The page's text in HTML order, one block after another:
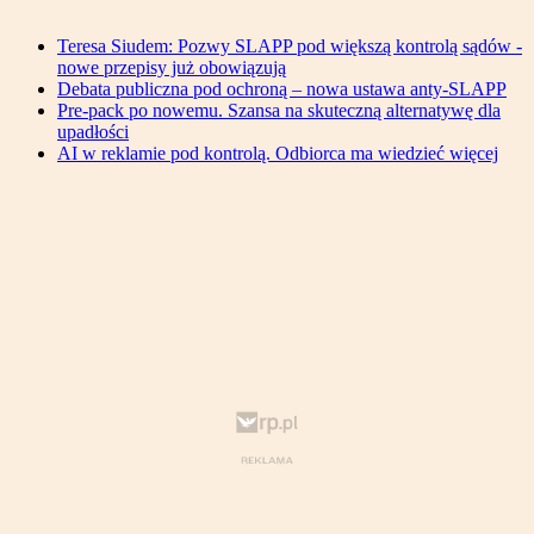
Teresa Siudem: Pozwy SLAPP pod większą kontrolą sądów -
nowe przepisy już obowiązują
Debata publiczna pod ochroną – nowa ustawa anty-SLAPP
Pre-pack po nowemu. Szansa na skuteczną alternatywę dla
upadłości
AI w reklamie pod kontrolą. Odbiorca ma wiedzieć więcej